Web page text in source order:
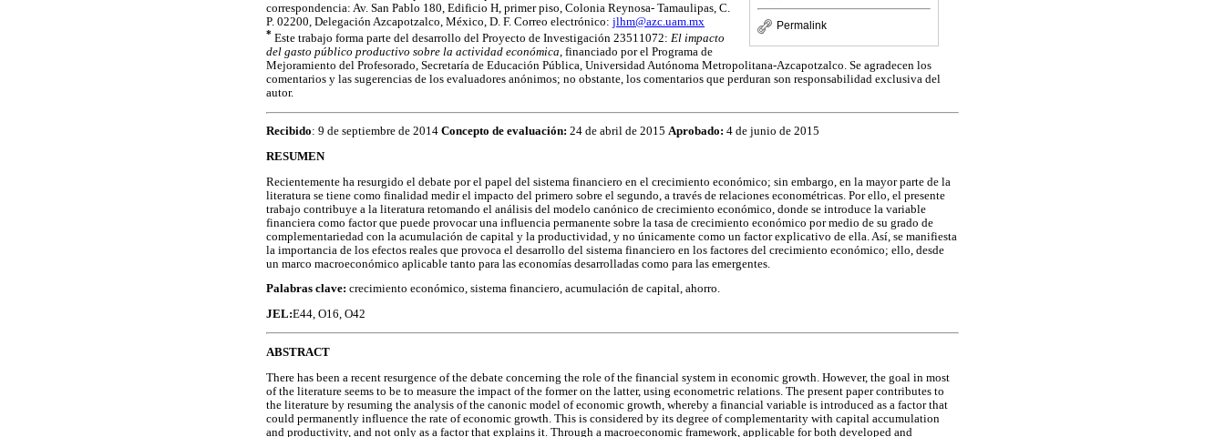
Permalink
correspondencia: Av. San Pablo 180, Edificio H, primer piso, Colonia Reynosa- Tamaulipas, C.
P. 02200, Delegación Azcapotzalco, México, D. F. Correo electrónico: jlhm@azc.uam.mx
* Este trabajo forma parte del desarrollo del Proyecto de Investigación 23511072: El impacto
del gasto público productivo sobre la actividad económica, financiado por el Programa de
Mejoramiento del Profesorado, Secretaría de Educación Pública, Universidad Autónoma Metropolitana-Azcapotzalco. Se agradecen los
comentarios y las sugerencias de los evaluadores anónimos; no obstante, los comentarios que perduran son responsabilidad exclusiva del
autor.
Recibido: 9 de septiembre de 2014 Concepto de evaluación: 24 de abril de 2015 Aprobado: 4 de junio de 2015
RESUMEN
Recientemente ha resurgido el debate por el papel del sistema financiero en el crecimiento económico; sin embargo, en la mayor parte de la
literatura se tiene como finalidad medir el impacto del primero sobre el segundo, a través de relaciones econométricas. Por ello, el presente
trabajo contribuye a la literatura retomando el análisis del modelo canónico de crecimiento económico, donde se introduce la variable
financiera como factor que puede provocar una influencia permanente sobre la tasa de crecimiento económico por medio de su grado de
complementariedad con la acumulación de capital y la productividad, y no únicamente como un factor explicativo de ella. Así, se manifiesta
la importancia de los efectos reales que provoca el desarrollo del sistema financiero en los factores del crecimiento económico; ello, desde
un marco macroeconómico aplicable tanto para las economías desarrolladas como para las emergentes.
Palabras clave: crecimiento económico, sistema financiero, acumulación de capital, ahorro.
JEL:E44, O16, O42
ABSTRACT
There has been a recent resurgence of the debate concerning the role of the financial system in economic growth. However, the goal in most
of the literature seems to be to measure the impact of the former on the latter, using econometric relations. The present paper contributes to
the literature by resuming the analysis of the canonic model of economic growth, whereby a financial variable is introduced as a factor that
could permanently influence the rate of economic growth. This is considered by its degree of complementarity with capital accumulation
and productivity, and not only as a factor that explains it. Through a macroeconomic framework, applicable for both developed and